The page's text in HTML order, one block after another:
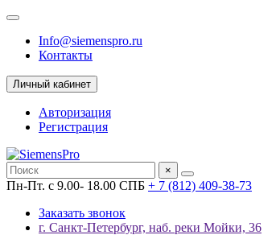
Info@siemenspro.ru
Контакты
Личный кабинет
Авторизация
Регистрация
×
Пн-Пт. с 9.00- 18.00 СПБ + 7 (812) 409-38-73
Заказать звонок
г. Санкт-Петербург, наб. реки Мойки, 36